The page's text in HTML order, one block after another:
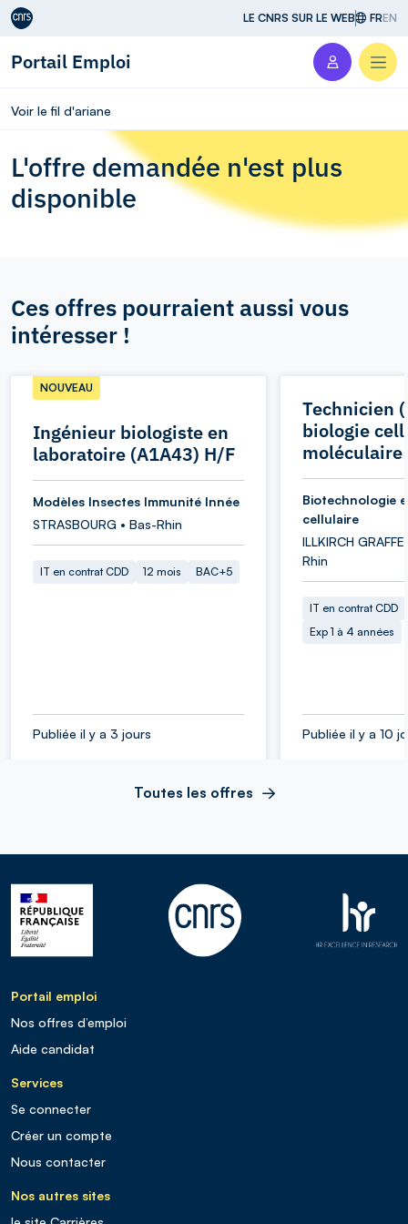
Aller au contenu LE CNRS SUR LE WEB FREN
Portail Emploi
Voir le fil d'ariane
L'offre demandée n'est plus
disponible
Ces offres pourraient aussi vous
intéresser !
Ingénieur biologiste en
laboratoire (A1A43) H/F
NOUVEAU
Modèles Insectes Immunité Innée
STRASBOURG • Bas-Rhin
IT en contrat CDD 12 mois BAC+5
Publiée il y a 3 jours
Technicien
biologie
moléculaire
Biotechnologie
cellulaire
ILLKIRCH
Rhin
IT en contrat CDD
Exp 1 à 4 années
Publiée il y a 10
Toutes les offres
Portail emploi
Nos offres d’emploi
Aide candidat
Services
Se connecter
Créer un compte
Nous contacter
Nos autres sites